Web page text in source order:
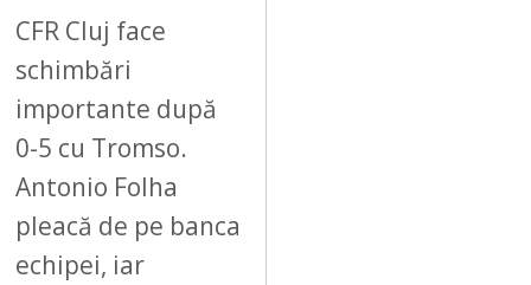
CFR Cluj face
schimbări
importante după
0-5 cu Tromso.
Antonio Folha
pleacă de pe banca
echipei, iar